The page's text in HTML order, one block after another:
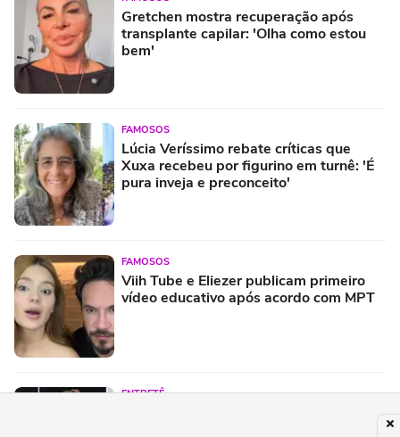
Gretchen mostra recuperação após
transplante capilar: 'Olha como estou
bem'
FAMOSOS
Lúcia Veríssimo rebate críticas que
Xuxa recebeu por figurino em turnê: 'É
pura inveja e preconceito'
FAMOSOS
Viih Tube e Eliezer publicam primeiro
vídeo educativo após acordo com MPT
ENTRETÊ